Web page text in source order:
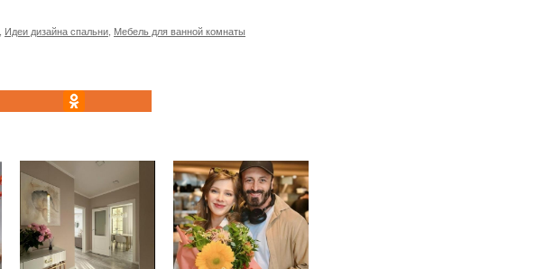
Идеи дизайна спальни Мебель для ванной комнаты